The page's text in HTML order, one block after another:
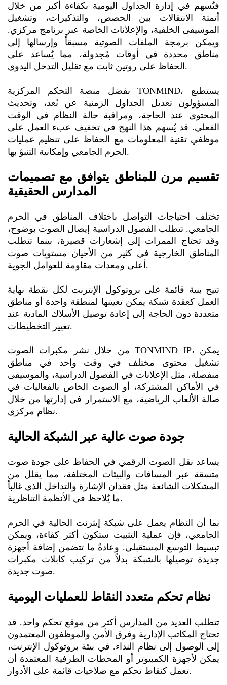
فتُسهم في إدارة الجداول اليومية بكفاءة أكبر من خلال
أتمتة الانتقالات بين الحصص، والتذكيرات، وتشغيل
الموسيقى الخلفية، والإعلانات الخاصة عبر برنامج مركزي.
ويمكن برمجة الملفات الصوتية مسبقاً وإرسالها إلى
مناطق محددة في أوقات مُجدولة، مما يُساعد على
الحفاظ على روتين ثابت مع تقليل التدخل اليدوي.
بفضل منصة التحكم المركزية TONMIND، يستطيع
المسؤولون تعديل الجداول الزمنية عن بُعد، وتحديث
المحتوى عند الحاجة، ومراقبة حالة النظام في الوقت
الفعلي. قد يُسهم هذا النهج في تخفيف عبء العمل على
موظفي تقنية المعلومات مع الحفاظ على تنظيم عمليات
الحرم الجامعي وإمكانية التنبؤ بها.
تقسيم مرن للمناطق يتوافق مع تصميمات
المدارس الحقيقية
تختلف احتياجات التواصل باختلاف المناطق في الحرم
الجامعي. تتطلب الفصول الدراسية إيصال الصوت بوضوح،
وقد تحتاج الممرات إلى إشعارات قصيرة، بينما تتطلب
المناطق الخارجية في كثير من الأحيان مستويات صوت
أعلى ومعدات مقاومة للعوامل الجوية.
تتيح بنية قائمة على بروتوكول الإنترنت لكل نقطة نهاية
العمل كعقدة شبكة يمكن تعيينها لمنطقة واحدة أو مناطق
متعددة دون الحاجة إلى إعادة توصيل الأسلاك المادية عند
تغيير التخطيطات.
من خلال نشر مكبرات الصوت TONMIND IP، يمكن
تشغيل محتوى مختلف في وقت واحد في مناطق
منفصلة، مثل الإعلانات في الفصول الدراسية، والموسيقى
في الأماكن المشتركة، أو الصوت الخاص بالفعاليات في
صالة الألعاب الرياضية، مع الاستمرار في إدارتها من خلال
نظام مركزي.
جودة صوت عالية عبر الشبكة الحالية
يساعد نقل الصوت الرقمي في الحفاظ على جودة صوت
متسقة عبر المسافات والبيئات المختلفة، مما يقلل من
المشكلات الشائعة مثل فقدان الإشارة والتداخل الذي غالباً
ما يُلاحظ في الأنظمة التناظرية.
بما أن النظام يعمل على شبكة إيثرنت الحالية في الحرم
الجامعي، فإن عملية التثبيت ستكون أكثر كفاءة، ويمكن
تبسيط التوسع المستقبلي. وعادةً ما تتضمن إضافة أجهزة
جديدة توصيلها بالشبكة بدلاً من تركيب كابلات مكبرات
صوت جديدة.
نظام تحكم متعدد النقاط للعمليات اليومية
تتطلب العديد من المدارس أكثر من موقع تحكم واحد. قد
تحتاج المكاتب الإدارية وفرق الأمن والموظفون المعتمدون
إلى الوصول إلى نظام النداء. في بيئة بروتوكول الإنترنت،
يمكن لأجهزة الكمبيوتر أو المحطات الطرفية المعتمدة أن
تعمل كنقاط تحكم مع صلاحيات قائمة على الأدوار.